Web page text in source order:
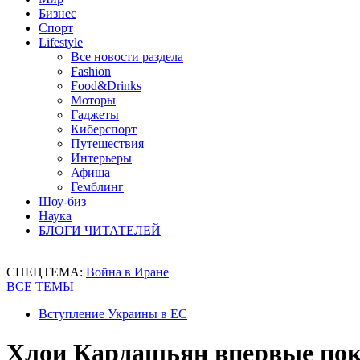
Бизнес
Спорт
Lifestyle
Все новости раздела
Fashion
Food&Drinks
Моторы
Гаджеты
Киберспорт
Путешествия
Интерьеры
Афиша
Гемблинг
Шоу-биз
Наука
БЛОГИ ЧИТАТЕЛЕЙ
СПЕЦТЕМА: Война в Иране
ВСЕ ТЕМЫ
Вступление Украины в ЕС
Хлои Кардашьян впервые